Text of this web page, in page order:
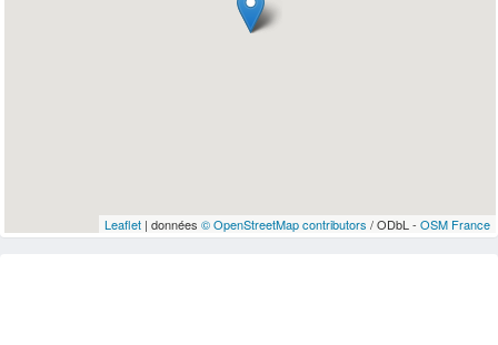
Leaflet| données © OpenStreetMap contributors / ODbL - OSM France